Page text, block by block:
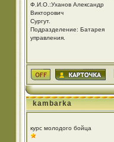
Ф.И.О.:Уханов Александр
Викторович
Cургут.
Подразделение: Батарея
управления.
kambarka
курс молодого бойца